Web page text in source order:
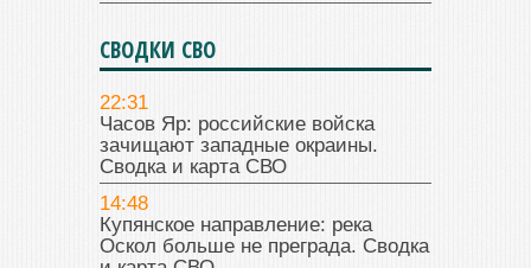
СВОДКИ СВО
22:31
Часов Яр: российские войска
зачищают западные окраины.
Сводка и карта СВО
14:48
Купянское направление: река
Оскол больше не преграда. Сводка